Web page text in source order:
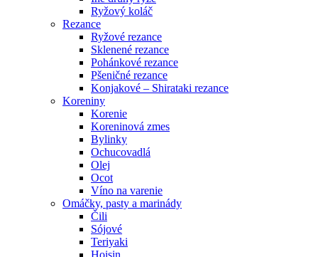
Ryžový koláč
Rezance
Ryžové rezance
Sklenené rezance
Pohánkové rezance
Pšeničné rezance
Konjakové – Shirataki rezance
Koreniny
Korenie
Koreninová zmes
Bylinky
Ochucovadlá
Olej
Ocot
Víno na varenie
Omáčky, pasty a marinády
Čili
Sójové
Teriyaki